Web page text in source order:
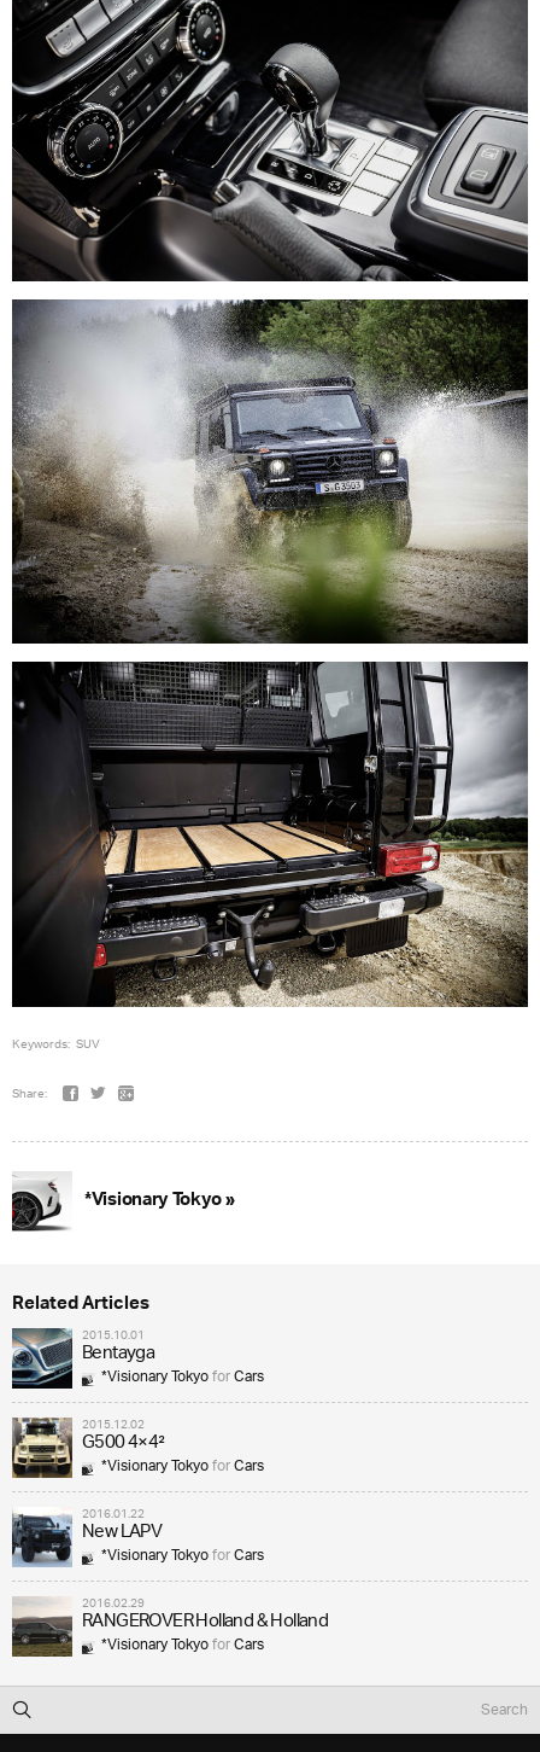
Keywords: SUV
Share:
*Visionary Tokyo »
Related Articles
2015.10.01
Bentayga
*Visionary TokyoforCars
2015.12.02
G500 4×4²
*Visionary TokyoforCars
2016.01.22
New LAPV
*Visionary TokyoforCars
2016.02.29
RANGEROVER Holland & Holland
*Visionary TokyoforCars